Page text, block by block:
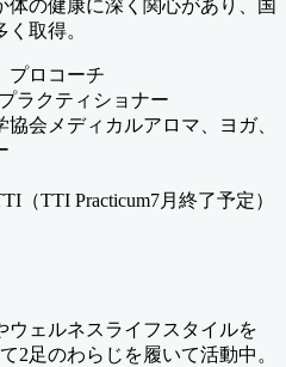
の健康に深く関心があり、国
取得。
ロコーチ
ラクティショナー
会メディカルアロマ、ヨガ、
TTI Practicum7月終了予定）
ウェルネスライフスタイルを
2足のわらじを履いて活動中。